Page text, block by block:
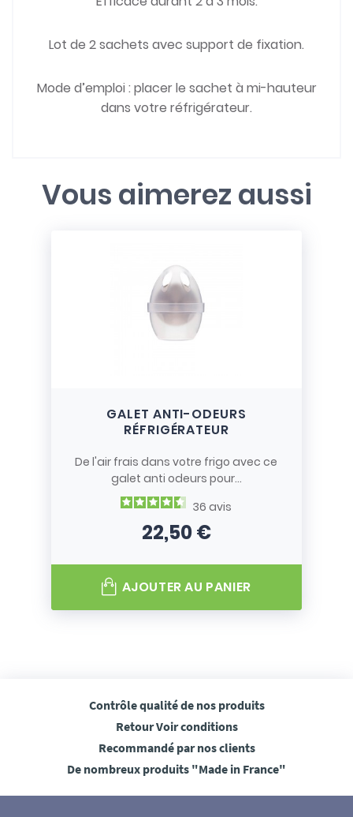
Lot de 2 sachets avec support de fixation.
Mode d’emploi : placer le sachet à mi-hauteur
dans votre réfrigérateur.
Vous aimerez aussi
GALET ANTI-ODEURS
RÉFRIGÉRATEUR
De l'air frais dans votre frigo avec ce
galet anti odeurs pour...
36avis
Prix
22,50 €
AJOUTER AU PANIER
Contrôle qualitéde nos produits
RetourVoir conditions
Recommandépar nos clients
De nombreux produits "Made in France"